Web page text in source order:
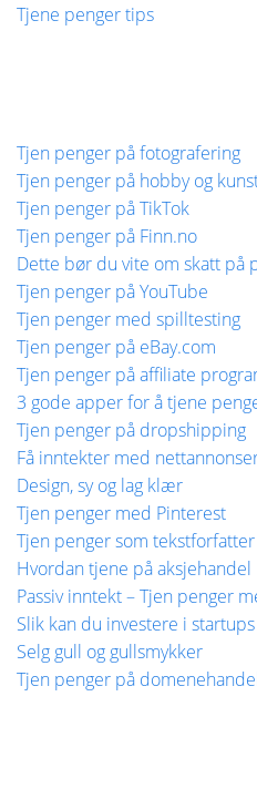
Tjene penger tips
Tjen penger på fotografering
Tjen penger på hobby og
Tjen penger på TikTok
Tjen penger på Finn.no
Dette bør du vite om skatt på
Tjen penger på YouTube
Tjen penger med spilltesting
Tjen penger på eBay.com
Tjen penger på affiliate
3 gode apper for å tjene
Tjen penger på dropshipping
Få inntekter med
Design, sy og lag klær
Tjen penger med Pinterest
Tjen penger som tekstforfatter
Hvordan tjene på aksjehandel
Passiv inntekt – Tjen penger
Slik kan du investere i startups
Selg gull og gullsmykker
Tjen penger på